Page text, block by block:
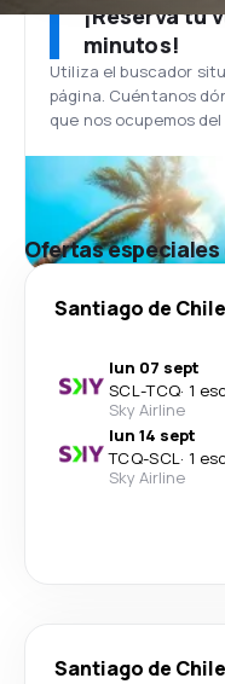
¡Reserva tu
minutos!
Utiliza el buscador
página. Cuéntanos
que nos ocupemos
Ofertas
Santiago de Chile
lun 07 sept
SCL-TCQ· 1
Sky Airline
lun 14 sept
TCQ-SCL· 1
Sky Airline
Santiago de Chile